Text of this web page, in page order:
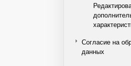
Согласие на
данных